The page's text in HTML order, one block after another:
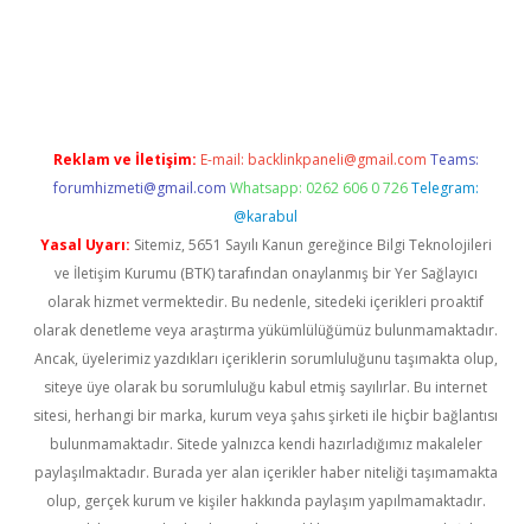
Reklam ve İletişim: E-mail: backlinkpaneli@gmail.com Teams:
forumhizmeti@gmail.com Whatsapp: 0262 606 0 726 Telegram:
@karabul
Yasal Uyarı: Sitemiz, 5651 Sayılı Kanun gereğince Bilgi Teknolojileri
ve İletişim Kurumu (BTK) tarafından onaylanmış bir Yer Sağlayıcı
olarak hizmet vermektedir. Bu nedenle, sitedeki içerikleri proaktif
olarak denetleme veya araştırma yükümlülüğümüz bulunmamaktadır.
Ancak, üyelerimiz yazdıkları içeriklerin sorumluluğunu taşımakta olup,
siteye üye olarak bu sorumluluğu kabul etmiş sayılırlar. Bu internet
sitesi, herhangi bir marka, kurum veya şahıs şirketi ile hiçbir bağlantısı
bulunmamaktadır. Sitede yalnızca kendi hazırladığımız makaleler
paylaşılmaktadır. Burada yer alan içerikler haber niteliği taşımamakta
olup, gerçek kurum ve kişiler hakkında paylaşım yapılmamaktadır.